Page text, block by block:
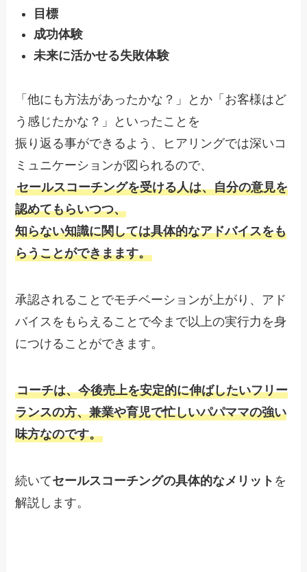
目標
成功体験
未来に活かせる失敗体験
「他にも方法があったかな？」とか「お客様はど
う感じたかな？」といったことを
振り返る事ができるよう、ヒアリングでは深いコ
ミュニケーションが図られるので、
セールスコーチングを受ける人は、自分の意見を
認めてもらいつつ、
知らない知識に関しては具体的なアドバイスをも
らうことができまます。
承認されることでモチベーションが上がり、アド
バイスをもらえることで今まで以上の実行力を身
につけることができます。
コーチは、今後売上を安定的に伸ばしたいフリー
ランスの方、兼業や育児で忙しいパパママの強い
味方なのです。
続いてセールスコーチングの具体的なメリット を
解説します。